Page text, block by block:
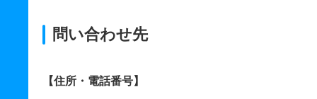
問い合わせ先
【住所・電話番号】